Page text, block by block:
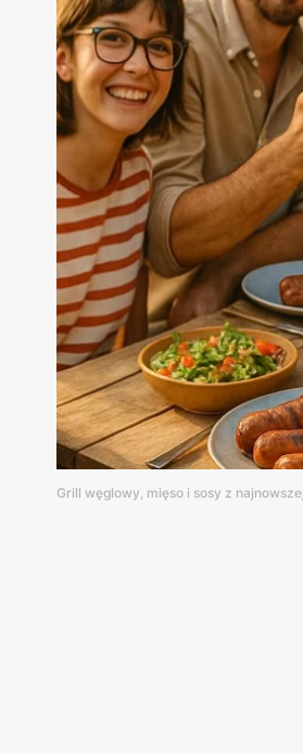
Grill węglowy, mięso i sosy z